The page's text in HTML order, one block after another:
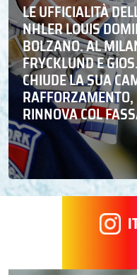
LE UFFICIALITÀ
NHLER LOUIS
BOLZANO. AL
FRYCKLUND E
CHIUDE LA SUA
RINNOVA COL